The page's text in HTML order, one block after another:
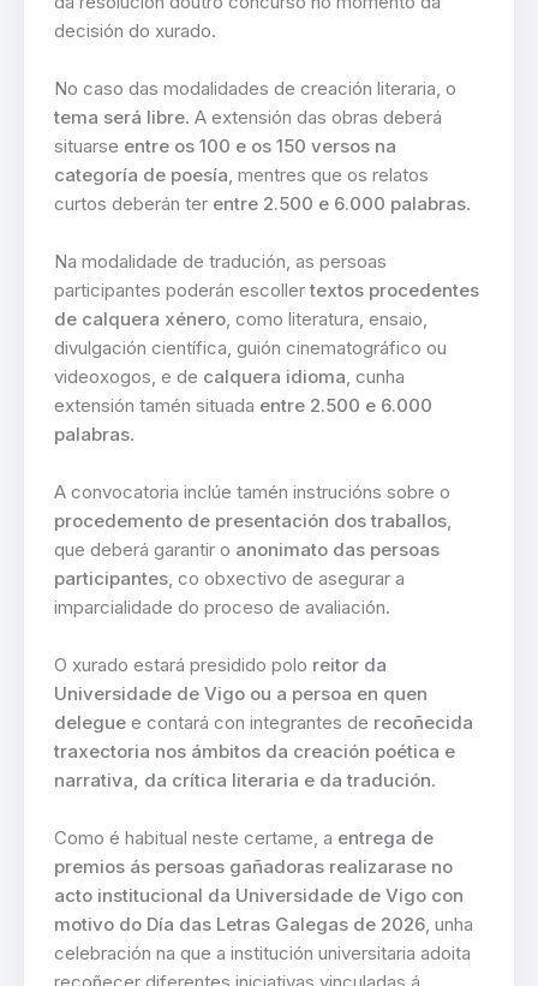
decisión do xurado.
No caso das modalidades de creación literaria, o
tema será libre. A extensión das obras deberá
situarse entre os 100 e os 150 versos na
categoría de poesía , mentres que os relatos
curtos deberán ter entre 2.500 e 6.000 palabras.
Na modalidade de tradución, as persoas
participantes poderán escollertextos procedentes
de calquera xénero , como literatura, ensaio,
divulgación científica, guión cinematográfico ou
videoxogos, e de calquera idioma , cunha
extensión tamén situada entre 2.500 e 6.000
palabras.
A convocatoria inclúe tamén instrucións sobre o
procedemento de presentación dos traballos
que deberá garantir o anonimato das persoas
participantes , co obxectivo de asegurar a
imparcialidade do proceso de avaliación.
O xurado estará presidido polo reitor da
Universidade de Vigo ou a persoa en quen
delegue e contará con integrantes de recoñecida
traxectoria nos ámbitos da creación poética e
narrativa, da crítica literaria e da tradución.
Como é habitual neste certame, a entrega de
premios ás persoas gañadoras realizarase no
acto institucional da Universidade de Vigo con
motivo do Día das Letras Galegas de 2026 , unha
celebración na que a institución universitaria adoita
recoñecer diferentes iniciativas vinculadas á